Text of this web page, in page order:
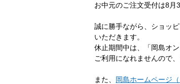
お中元のご注文受付は8月
誠に勝手ながら、ショッ
いただきます。
休止期間中は、「岡島オ
ご利用になれませんので
また、 岡島ホームページ